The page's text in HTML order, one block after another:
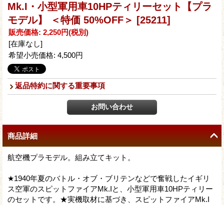
Mk.I・小型軍用車10HPティリーセット【プラ
モデル】 ＜特価 50%OFF＞ [25211]
販売価格: 2,250円(税別)
[在庫なし]
希望小売価格: 4,500円
返品特約に関する重要事項
商品詳細
航空機プラモデル。組み立てキット。
★1940年夏のバトル・オブ・ブリテンなどで奮戦したイギリ
ス空軍のスピットファイアMk.Iと、小型軍用車10HPティリー
のセットです。★実機取材に基づき、スピットファイアMk.I